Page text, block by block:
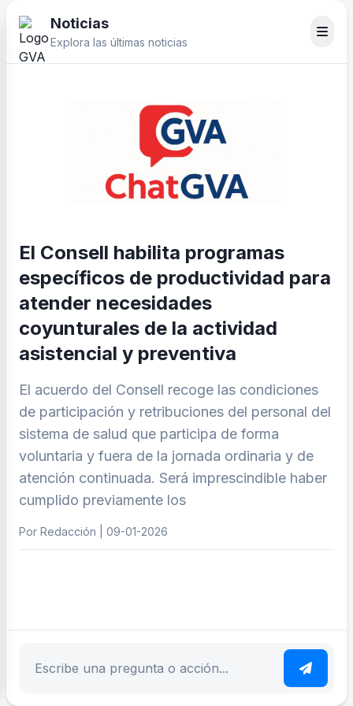
Noticias
Explora las últimas noticias
El Consell habilita programas
específicos de productividad para
atender necesidades
coyunturales de la actividad
asistencial y preventiva
El acuerdo del Consell recoge las condiciones
de participación y retribuciones del personal del
sistema de salud que participa de forma
voluntaria y fuera de la jornada ordinaria y de
atención continuada. Será imprescindible haber
cumplido previamente los
Por Redacción | 09-01-2026
Escribe tu pregunta